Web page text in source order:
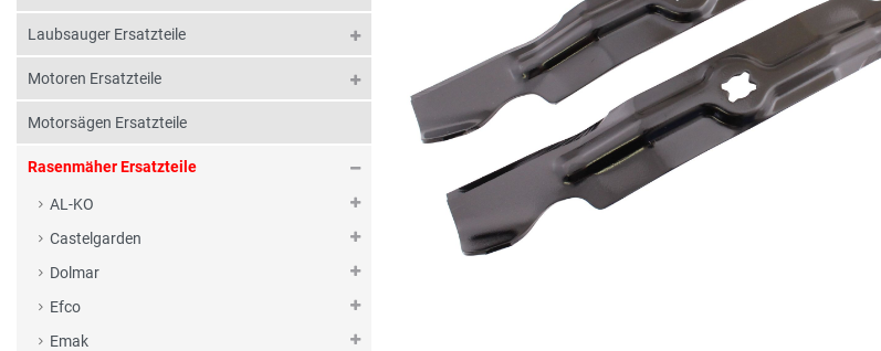
Laubsauger Ersatzteile
Motoren Ersatzteile
Motorsägen Ersatzteile
Rasenmäher Ersatzteile
AL-KO
Castelgarden
Dolmar
Efco
Emak